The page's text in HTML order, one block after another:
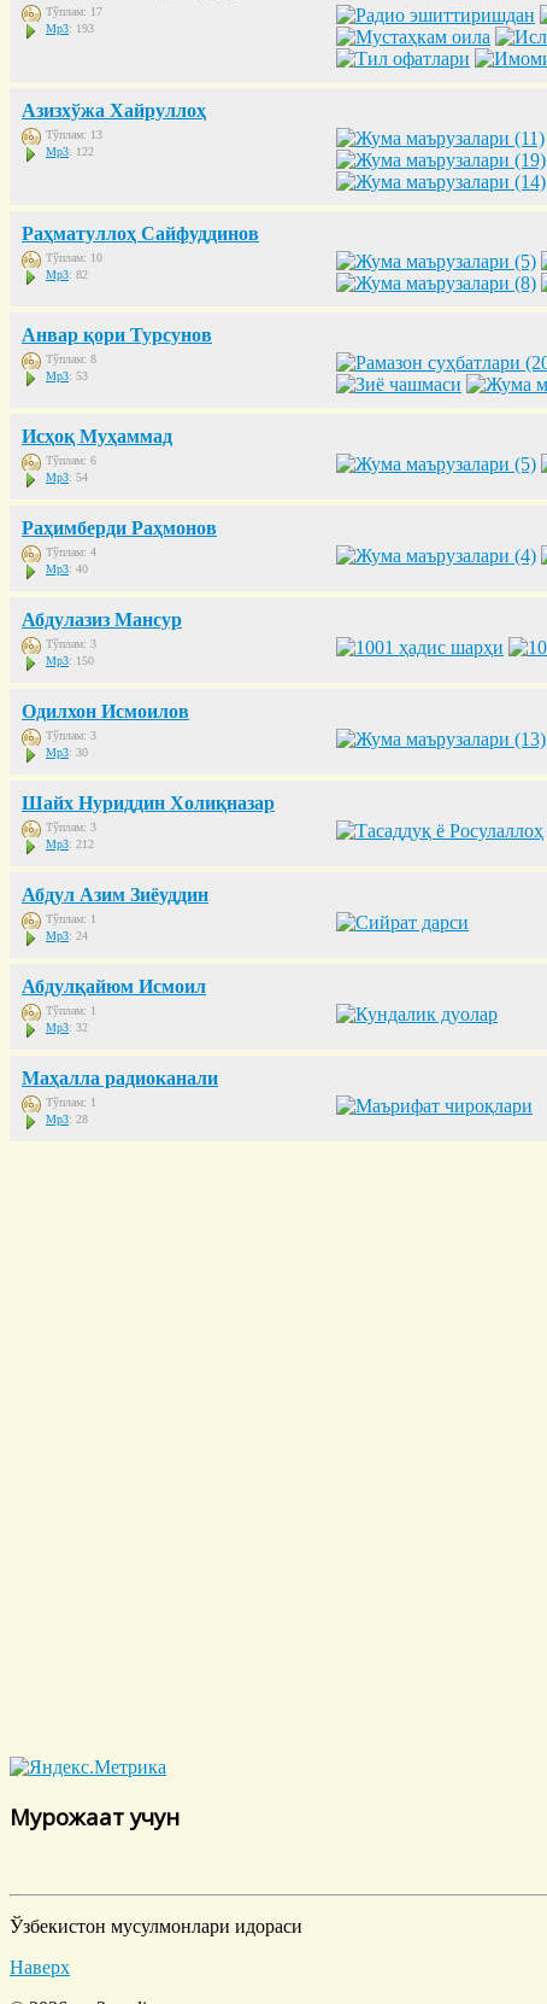
Тўплам: 17
Mp3: 193
Азизхўжа Хайруллоҳ
Тўплам: 13
Mp3: 122
Раҳматуллоҳ Сайфуддинов
Тўплам: 10
Mp3: 82
Анвар қори Турсунов
Тўплам: 8
Mp3: 53
Исҳоқ Муҳаммад
Тўплам: 6
Mp3: 54
Раҳимберди Раҳмонов
Тўплам: 4
Mp3: 40
Абдулазиз Мансур
Тўплам: 3
Mp3: 150
Одилхон Исмоилов
Тўплам: 3
Mp3: 30
Шайх Нуриддин Холиқназар
Тўплам: 3
Mp3: 212
Абдул Азим Зиёуддин
Тўплам: 1
Mp3: 24
Абдулқайюм Исмоил
Тўплам: 1
Mp3: 32
Маҳалла радиоканали
Тўплам: 1
Mp3: 28
Мурожаат учун
Ўзбекистон мусулмонлари идораси
Наверх